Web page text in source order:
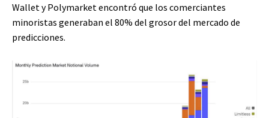
Wallet y Polymarket encontró que los comerciantes
minoristas generaban el 80% del grosor del mercado de
predicciones.